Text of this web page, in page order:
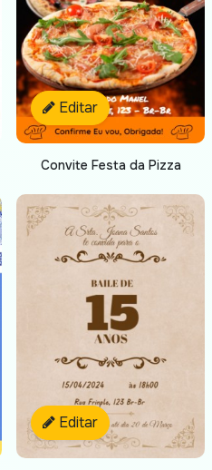
Editar
Convite Festa da Pizza
Editar